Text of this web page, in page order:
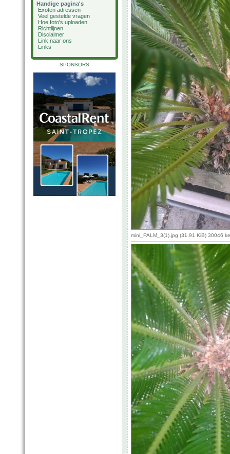
Handige pagina's
Exoten adressen
Veel gestelde vragen
Hoe foto's uploaden
Richtlijnen
Disclaimer
Link naar ons
Links
SPONSORS
mini_PALM_3(1).jpg (31.91 KiB) 30046